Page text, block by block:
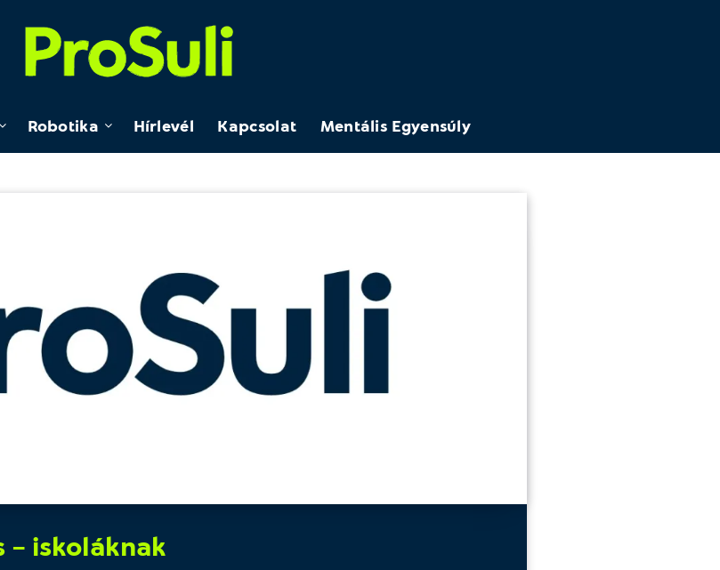
Robotika Hírlevél Kapcsolat Mentális Egyensúly
– iskoláknak